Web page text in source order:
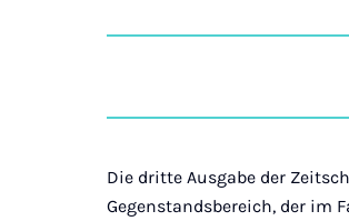
Die dritte Ausgabe der
Gegenstandsbereich, der im